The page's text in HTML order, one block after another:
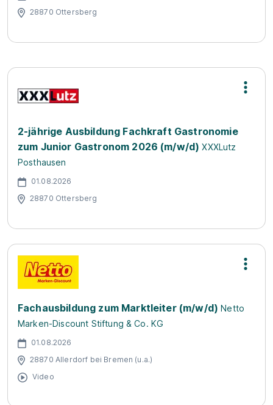
28870 Ottersberg
2-jährige Ausbildung Fachkraft Gastronomie
zum Junior Gastronom 2026 (m/w/d) XXXLutz
Posthausen
01.08.2026
28870 Ottersberg
Fachausbildung zum Marktleiter (m/w/d) Netto
Marken-Discount Stiftung & Co. KG
01.08.2026
28870 Allerdorf bei Bremen (u.a.)
Video